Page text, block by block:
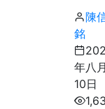
陳
銘
年八
10日